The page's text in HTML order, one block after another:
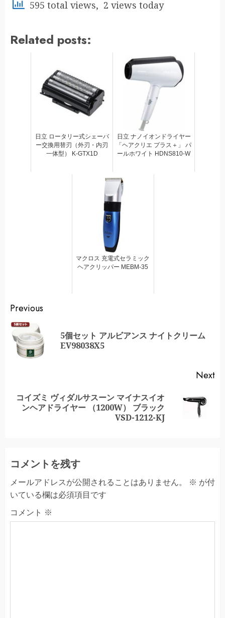
595 total views, 2 views today
Related posts:
日立 ロータリー式シェーバ
ー交換用替刃（外刃・内刃
一体型） K-GTX1D
日立 ナノイオンドライヤー
「ヘアクリエ プラス＋」 パ
ールホワイト HDNS810-W
マクロス 充電式セラミック
ヘアクリッパー MEBM-35
Continue
Reading
Previous
5個セット アルビアンス ナイトクリーム
EV98038X5
Next
Next
コイズミ ヴィダルサスーン マイナスイオ
ンヘアドライヤー （1200W） ブラック
VSD-1212-KJ
コメントを残す
メールアドレスが公開されることはありません。 ※ が付
いている欄は必須項目です
コメント ※